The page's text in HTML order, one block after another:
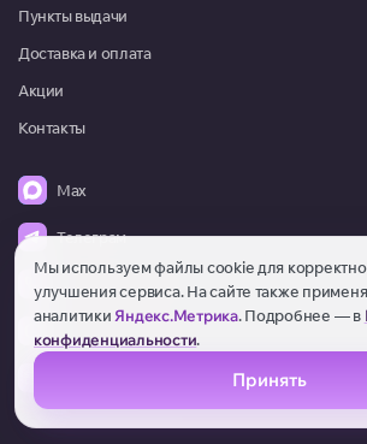
Пункты выдачи
Доставка и оплата
Акции
Контакты
Мах
Телеграм
Пн.-Вс: 8:00 - 22:00
Мы используем файлы cookie для
улучшения сервиса. На сайте также
аналитики Яндекс.Метрика. Подробнее — в
конфиденциальности.
Принять